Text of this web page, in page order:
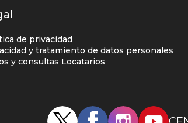
de privacidad
y tratamiento de datos personales
y consultas Locatarios